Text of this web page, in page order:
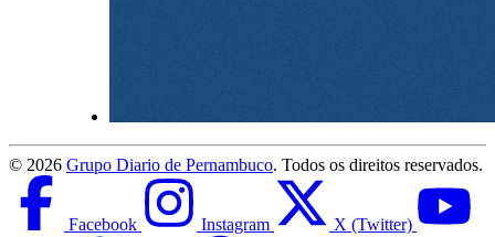
© 2026 Grupo Diario de Pernambuco. Todos os direitos reservados.
Facebook Instagram X (Twitter)